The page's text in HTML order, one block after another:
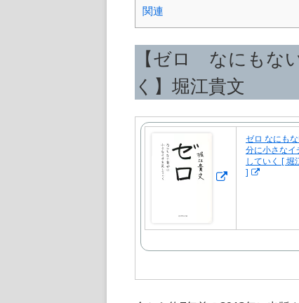
関連
【ゼロ なにもな
く】堀江貴文
ウ
ゼロ なにも
分に小さなイ
していく [ 堀
]
ン
ウ
き